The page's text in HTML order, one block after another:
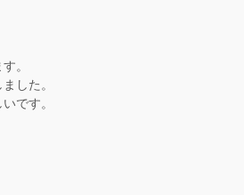
。
した。
です。